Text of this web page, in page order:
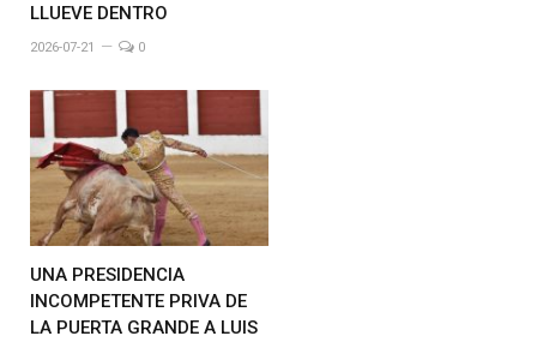
LLUEVE DENTRO
2026-07-21 0
UNA PRESIDENCIA
INCOMPETENTE PRIVA DE
LA PUERTA GRANDE A LUIS